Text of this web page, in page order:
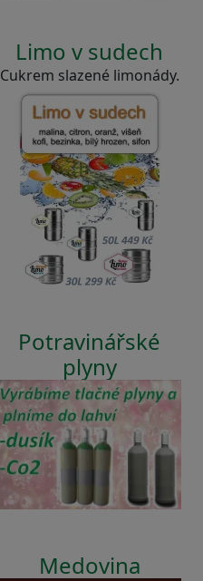
Limo v sudech
Cukrem slazené limonády.
Potravinářské
plyny
Medovina